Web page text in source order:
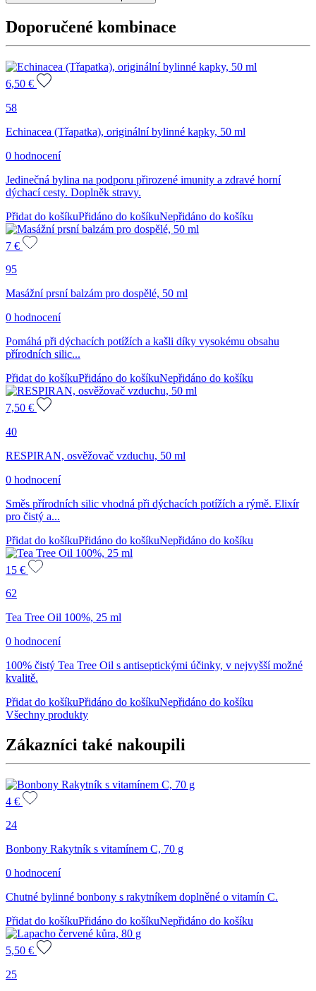
jader,
množství
Doporučené kombinace
6,50 €
58
Echinacea (Třapatka), originální bylinné kapky, 50 ml
0 hodnocení
Jedinečná bylina na podporu přirozené imunity a zdravé horní
dýchací cesty. Doplněk stravy.
Přidat do košíkuPřidáno do košíkuNepřidáno do košíku
7 €
95
Masážní prsní balzám pro dospělé, 50 ml
0 hodnocení
Pomáhá při dýchacích potížích a kašli díky vysokému obsahu
přírodních silic...
Přidat do košíkuPřidáno do košíkuNepřidáno do košíku
7,50 €
40
RESPIRAN, osvěžovač vzduchu, 50 ml
0 hodnocení
Směs přírodních silic vhodná při dýchacích potížích a rýmě. Elixír
pro čistý a...
Přidat do košíkuPřidáno do košíkuNepřidáno do košíku
15 €
62
Tea Tree Oil 100%, 25 ml
0 hodnocení
100% čistý Tea Tree Oil s antiseptickými účinky, v nejvyšší možné
kvalitě.
Přidat do košíkuPřidáno do košíkuNepřidáno do košíku
Všechny produkty
Zákazníci také nakoupili
4 €
24
Bonbony Rakytník s vitamínem C, 70 g
0 hodnocení
Chutné bylinné bonbony s rakytníkem doplněné o vitamín C.
Přidat do košíkuPřidáno do košíkuNepřidáno do košíku
5,50 €
25